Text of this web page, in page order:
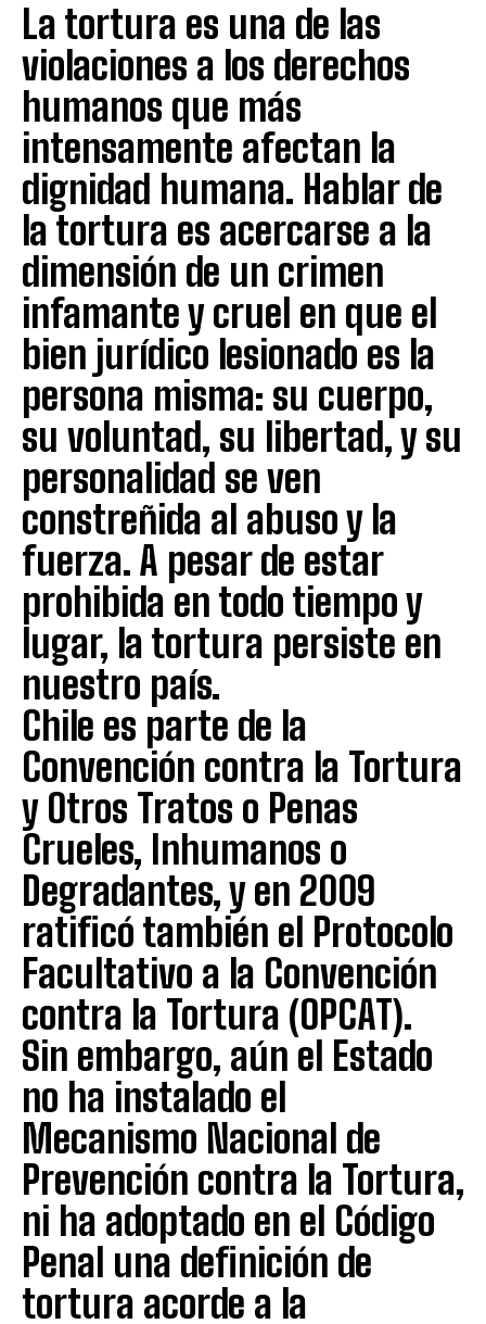
La tortura es una de las
violaciones a los derechos
humanos que más
intensamente afectan la
dignidad humana. Hablar de
la tortura es acercarse a la
dimensión de un crimen
infamante y cruel en que el
bien jurídico lesionado es la
persona misma: su cuerpo,
su voluntad, su libertad, y su
personalidad se ven
constreñida al abuso y la
fuerza. A pesar de estar
prohibida en todo tiempo y
lugar, la tortura persiste en
nuestro país.
Chile es parte de la
Convención contra la Tortura
y Otros Tratos o Penas
Crueles, Inhumanos o
Degradantes, y en 2009
ratificó también el Protocolo
Facultativo a la Convención
contra la Tortura (OPCAT).
Sin embargo, aún el Estado
no ha instalado el
Mecanismo Nacional de
Prevención contra la Tortura,
ni ha adoptado en el Código
Penal una definición de
tortura acorde a la